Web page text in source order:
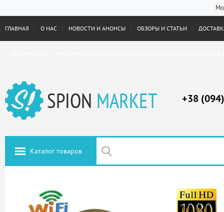
ГЛАВНАЯ О НАС НОВОСТИ И АНОНСЫ ОБЗОРЫ И СТАТЬИ
+38
Каталог товаров